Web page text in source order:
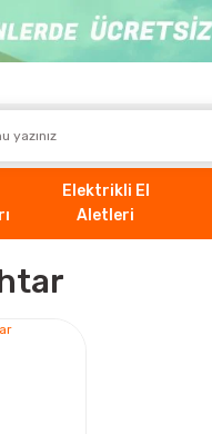
Elektrikli El
Aletleri